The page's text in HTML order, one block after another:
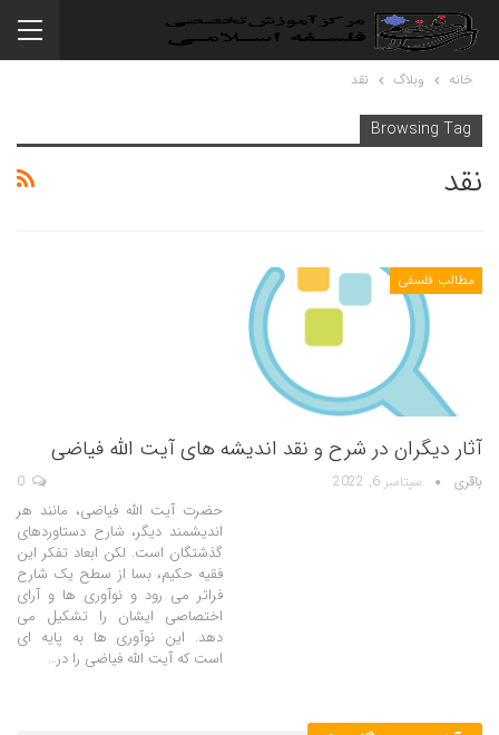
خانه وبلاگ نقد
Browsing Tag
نقد
مطالب فلسفی
آثار دیگران در شرح و نقد اندیشه های آیت الله فیاضی
باقری سپتامبر 6, 2022
حضرت آیت الله فیاضی، مانند هر
اندیشمند دیگر، شارح دستاوردهای
گذشتگان است. لکن ابعاد تفکر این
فقیه حکیم، بسا از سطح یک شارح
فراتر می رود و نوآوری ها و آرای
اختصاصی ایشان را تشکیل می
دهد. این نوآوری ها به پایه ای
است که آیت الله فیاضی را در…